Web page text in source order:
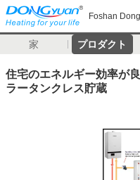
Foshan
家 プロダクト
住宅のエネルギー効率が
ラータンクレス貯蔵